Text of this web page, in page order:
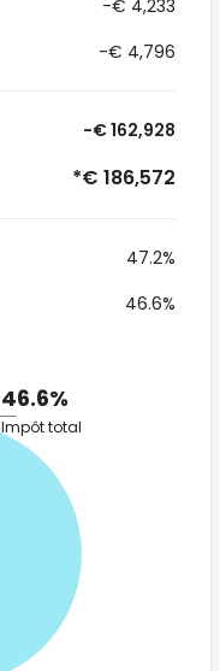
-€ 4,233
-€ 4,796
-€ 162,928
*€ 186,572
47.2%
46.6%
46.6%
Impôt total